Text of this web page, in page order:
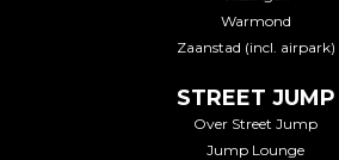
Warmond
Zaanstad (incl. airpark)
STREET JUMP
Over Street Jump
Jump Lounge